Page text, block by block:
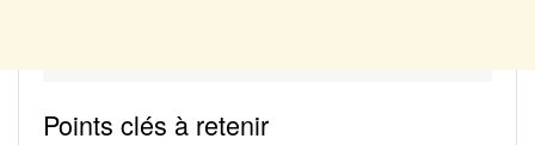
Points clés à retenir